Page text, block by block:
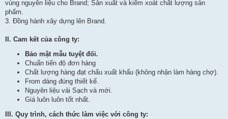
vùng nguyên liệu cho Brand; Sản xuất và kiểm xoát chất lượng sản
phẩm.
3. Đồng hành xây dựng lên Brand.
II. Cam kết của công ty:
Bảo mật mẫu tuyệt đối.
Chuẩn tiến độ đơn hàng
Chất lượng hàng đạt chẩu xuất khẩu (không nhận làm hàng chợ).
From dáng đúng thiết kế.
Nguyên liệu vải Sạch và mới.
Giá luôn luôn tốt nhất.
III. Quy trình, cách thức làm việc với công ty: